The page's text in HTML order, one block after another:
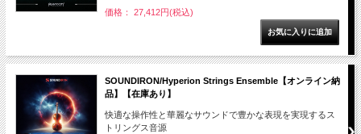
価格： 27,412円(税込)
SOUNDIRON/Hyperion Strings Ensemble【オンライン納
品】【在庫あり】
快適な操作性と華麗なサウンドで豊かな表現を実現するス
トリングス音源